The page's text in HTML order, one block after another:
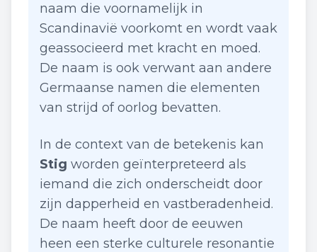
naam die voornamelijk in
Scandinavië voorkomt en wordt vaak
geassocieerd met kracht en moed.
De naam is ook verwant aan andere
Germaanse namen die elementen
van strijd of oorlog bevatten.
In de context van de betekenis kan
Stig worden geïnterpreteerd als
iemand die zich onderscheidt door
zijn dapperheid en vastberadenheid.
De naam heeft door de eeuwen
heen een sterke culturele resonantie